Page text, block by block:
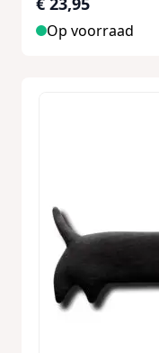
Op voorraad